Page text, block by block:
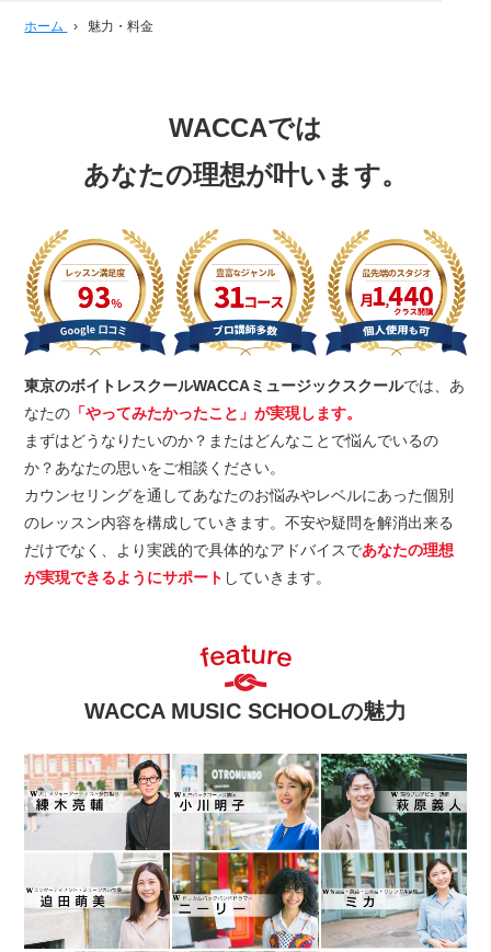
ホーム › 魅力・料金
WACCAでは
あなたの理想が叶います。
東京のボイトレスクールWACCAミュージックスクールでは、あ
なたの 「やってみたかったこと」が実現します。
まずはどうなりたいのか？またはどんなことで悩んでいるの
か？あなたの思いをご相談ください。
カウンセリングを通してあなたのお悩みやレベルにあった個別
のレッスン内容を構成していきます。不安や疑問を解消出来る
だけでなく、より実践的で具体的なアドバイスであなたの理想
が実現できるようにサポート していきます。
WACCA MUSIC SCHOOLの魅力